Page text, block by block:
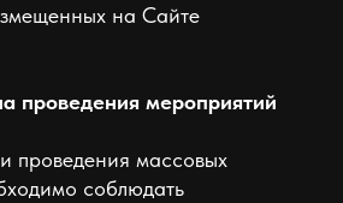
на Сайте
проведения мероприятий
проведения массовых
соблюдать